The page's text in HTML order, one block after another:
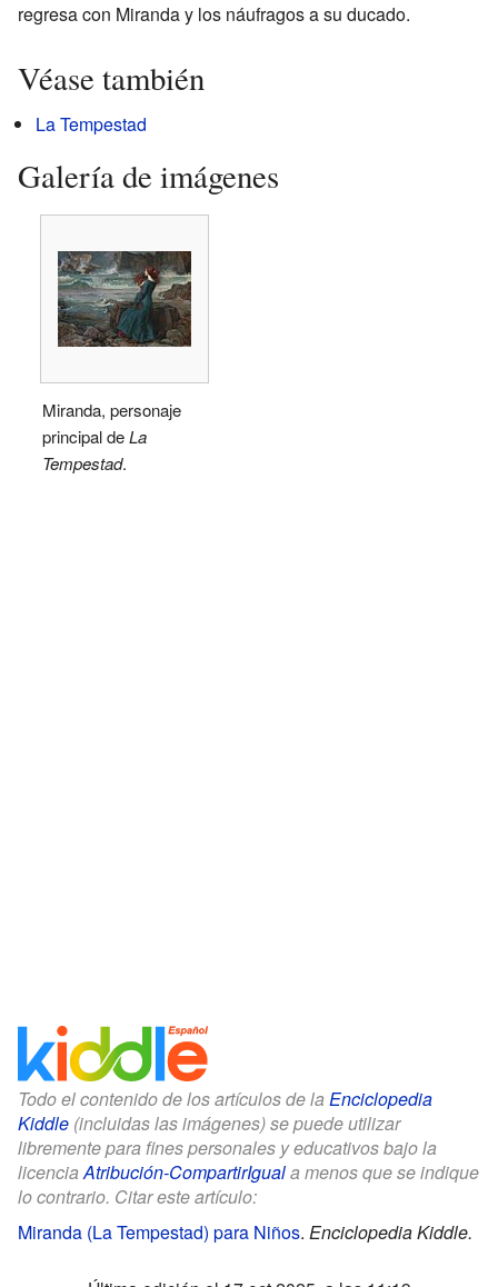
regresa con Miranda y los náufragos a su ducado.
Véase también
La Tempestad
Galería de imágenes
Miranda, personaje
principal deLa
Tempestad.
Todo el contenido de los artículos de la Enciclopedia
Kiddle (incluidas las imágenes) se puede utilizar
libremente para fines personales y educativos bajo la
licenciaAtribución-CompartirIguala menos que se indique
lo contrario. Citar este artículo:
Miranda (La Tempestad) para Niños. Enciclopedia Kiddle.